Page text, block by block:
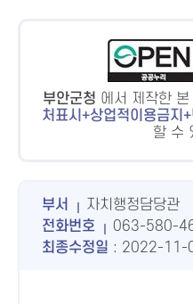
부안군청 에서 제작한
처표시+상업적이용금지+
할 수
부서
자치행정담당관
전화번호
063-580-
최종수정일 : 2022-11-